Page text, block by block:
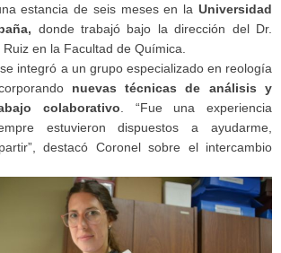
estancia de seis meses en la Universidad
donde trabajó bajo la dirección del Dr.
en la Facultad de Química.
integró a un grupo especializado en reología
nuevas técnicas de análisis y
colaborativo . “Fue una experiencia
estuvieron dispuestos a ayudarme,
destacó Coronel sobre el intercambio